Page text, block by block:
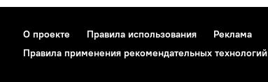
О проекте Правила использования Реклама
Правила применения рекомендательных технологий